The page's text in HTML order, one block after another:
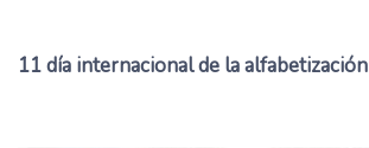
11día internacional de la alfabetización